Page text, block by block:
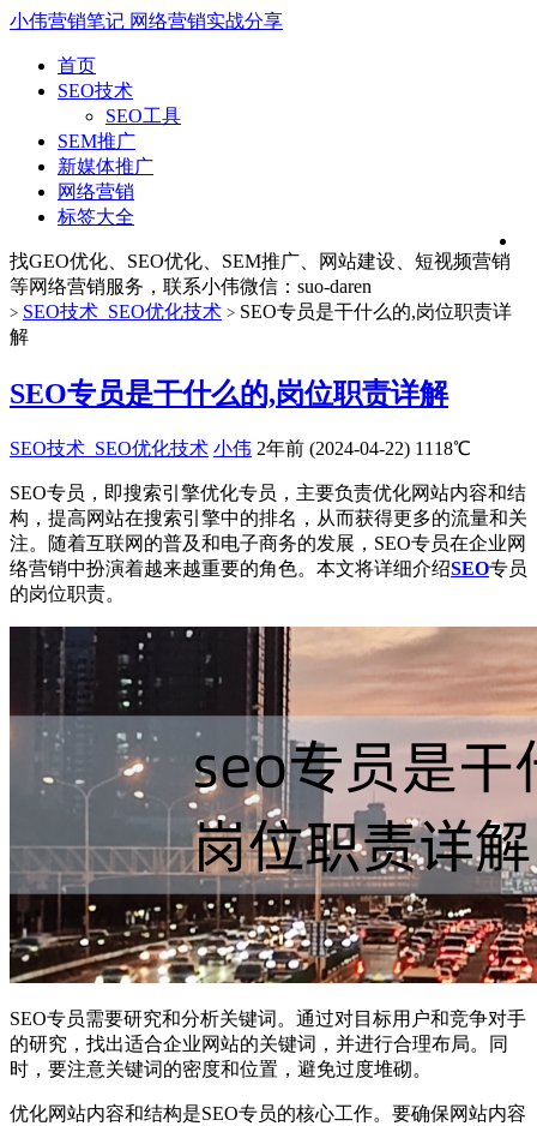
小伟营销笔记 网络营销实战分享
首页
SEO技术
SEO工具
SEM推广
新媒体推广
网络营销
标签大全
找GEO优化、SEO优化、SEM推广、网站建设、短视频营销
等网络营销服务，联系小伟微信：suo-daren
> SEO技术_SEO优化技术 > SEO专员是干什么的,岗位职责详
解
SEO专员是干什么的,岗位职责详解
SEO技术_SEO优化技术 小伟 2年前 (2024-04-22) 1118℃
SEO专员，即搜索引擎优化专员，主要负责优化网站内容和结
构，提高网站在搜索引擎中的排名，从而获得更多的流量和关
注。随着互联网的普及和电子商务的发展，SEO专员在企业网
络营销中扮演着越来越重要的角色。本文将详细介绍SEO专员
的岗位职责。
SEO专员需要研究和分析关键词。通过对目标用户和竞争对手
的研究，找出适合企业网站的关键词，并进行合理布局。同
时，要注意关键词的密度和位置，避免过度堆砌。
优化网站内容和结构是SEO专员的核心工作。要确保网站内容